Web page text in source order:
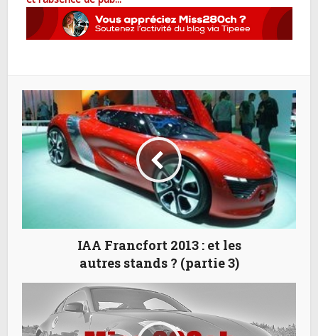
IAA Francfort 2013 : et les
autres stands ? (partie 3)